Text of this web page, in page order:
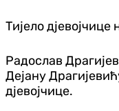
Тијело
Радослав
Дејану
дјевојчице.